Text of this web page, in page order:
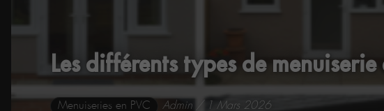
Les différents types de menuiserie
Menuiseries en PVC Admin / 1 Mars 2026